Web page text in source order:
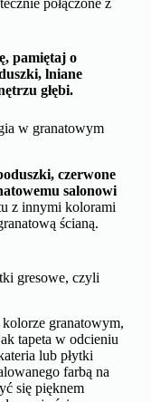
rozświetlić
przejścia i
z granatową
granatu, które
połączone z
pamiętaj o
lniane
w granatowym
czerwone
salonowi
z innymi kolorami
ścianą.